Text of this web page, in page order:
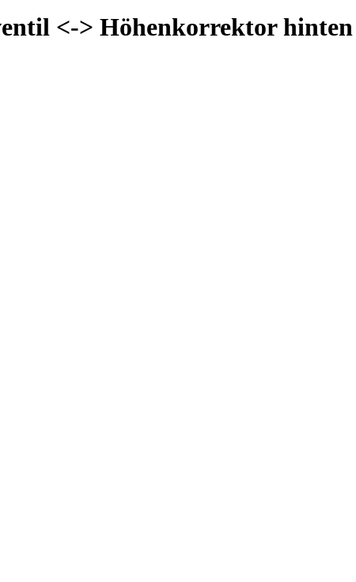
<-> Höhenkorrektor hinten